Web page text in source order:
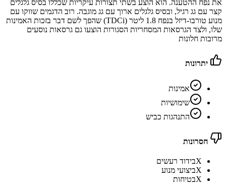
את נפח ההטענה. הוא הוצע בשתי תצורות עיקריות שכללו בסיס גלגלים
קצר עם גג רגיל, ובסיס גלגלים ארוך עם גג מוגבה. רוב הדגמים שווקו עם
מנוע טורבו-דיזל בנפח 1.8 ליטר (TDCi) שהפך לשם דבר בזכות האמינות
שלו, ולצד הגרסאות המסחריות הסגורות הוצעו גם גרסאות נוסעים
מרובות חלונות
יתרונות
אמינות
שימושיות
התנהגות כביש
חסרונות
Xבידוד רעשים
Xביצועי מנוע
Xבטיחות